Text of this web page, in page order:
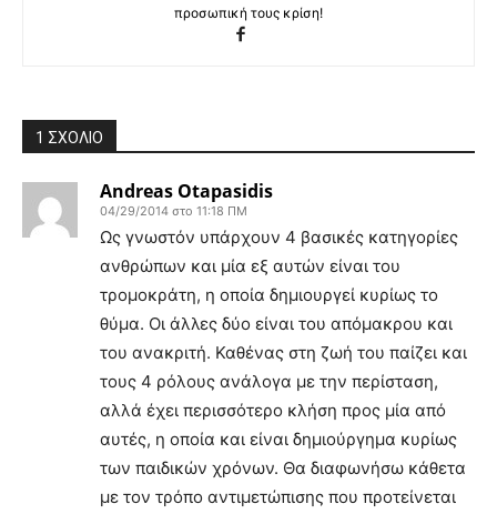
προσωπική τους κρίση!
1 ΣΧΟΛΙΟ
Andreas Otapasidis
04/29/2014 στο 11:18 ΠΜ
Ως γνωστόν υπάρχουν 4 βασικές κατηγορίες
ανθρώπων και μία εξ αυτών είναι του
τρομοκράτη, η οποία δημιουργεί κυρίως το
θύμα. Οι άλλες δύο είναι του απόμακρου και
του ανακριτή. Καθένας στη ζωή του παίζει και
τους 4 ρόλους ανάλογα με την περίσταση,
αλλά έχει περισσότερο κλήση προς μία από
αυτές, η οποία και είναι δημιούργημα κυρίως
των παιδικών χρόνων. Θα διαφωνήσω κάθετα
με τον τρόπο αντιμετώπισης που προτείνεται